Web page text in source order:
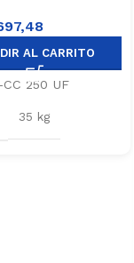
AL CARRITO
CC 250 UF
35 kg